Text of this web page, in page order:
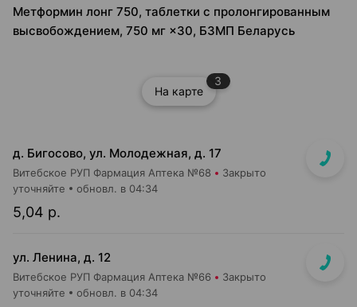
Метформин лонг 750, таблетки с пролонгированным
высвобождением, 750 мг ×30, БЗМП Беларусь
На карте
3
д. Бигосово, ул. Молодежная, д. 17
Витебское РУП Фармация Аптека №68 Закрыто
5,04 р.
уточняйте обновл. в 04:34
ул. Ленина, д. 12
Витебское РУП Фармация Аптека №66 Закрыто
уточняйте обновл. в 04:34